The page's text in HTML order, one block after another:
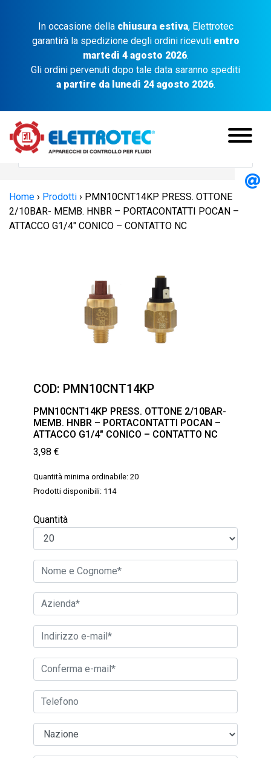
In occasione della chiusura estiva, Elettrotec
garantirà la spedizione degli ordini ricevuti entro
martedì 4 agosto 2026.
Gli ordini pervenuti dopo tale data saranno spediti
a partire da lunedì 24 agosto 2026.
Home › Prodotti › PMN10CNT14KP PRESS. OTTONE
2/10BAR- MEMB. HNBR – PORTACONTATTI POCAN –
ATTACCO G1/4″ CONICO – CONTATTO NC
COD: PMN10CNT14KP
PMN10CNT14KP PRESS. OTTONE 2/10BAR-
MEMB. HNBR – PORTACONTATTI POCAN –
ATTACCO G1/4″ CONICO – CONTATTO NC
3,98 €
Quantità minima ordinabile: 20
Prodotti disponibili: 114
Quantità